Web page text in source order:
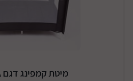
מיטת קמפינג דגם LUNA